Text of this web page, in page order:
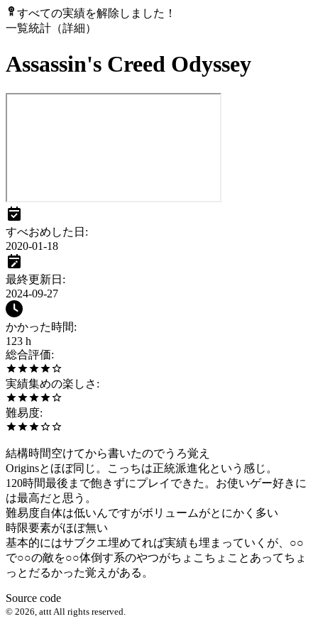
すべての実績を解除しました！
一覧統計（詳細）
Assassin's Creed Odyssey
すべおめした日 :
2020-01-18
最終更新日 :
2024-09-27
かかった時間:
123 h
総合評価:
実績集めの楽しさ :
難易度:
結構時間空けてから書いたのでうろ覚え
Originsとほぼ同じ。こっちは正統派進化という感じ。
120時間最後まで飽きずにプレイできた。お使いゲー好きに
は最高だと思う。
難易度自体は低いんですがボリュームがとにかく多い
時限要素がほぼ無い
基本的にはサブクエ埋めてれば実績も埋まっていくが、○○
で○○の敵を○○体倒す系のやつがちょこちょことあってちょ
っとだるかった覚えがある。
Source code
© 2026 attt All rights reserved.